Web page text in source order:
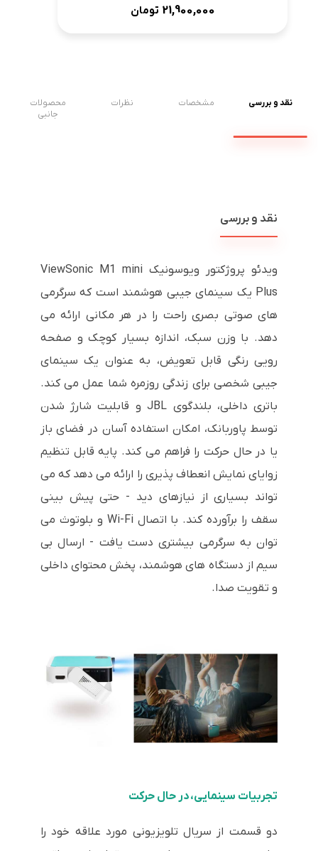
21,900,000 تومان
نقد و بررسی مشخصات نظرات
محصولات
جانبی
نقد و بررسی
ویدئو پروژکتور ویوسونیک ViewSonic M1 mini
Plus یک سینمای جیبی هوشمند است که سرگرمی
های صوتی بصری راحت را در هر مکانی ارائه می
دهد. با وزن سبک، اندازه بسیار کوچک و صفحه
رویی رنگی قابل تعویض، به عنوان یک سینمای
جیبی شخصی برای زندگی روزمره شما عمل می کند.
باتری داخلی، بلندگوی JBL و قابلیت شارژ شدن
توسط پاوربانک، امکان استفاده آسان در فضای باز
یا در حال حرکت را فراهم می کند. پایه قابل تنظیم
زوایای نمایش انعطاف پذیری را ارائه می دهد که می
تواند بسیاری از نیازهای دید - حتی پیش بینی
سقف را برآورده کند. با اتصال Wi-Fi و بلوتوث می
توان به سرگرمی بیشتری دست یافت - ارسال بی
سیم از دستگاه های هوشمند، پخش محتوای داخلی
و تقویت صدا.
تجربیات سینمایی، در حال حرکت
دو قسمت از سریال تلویزیونی مورد علاقه خود را